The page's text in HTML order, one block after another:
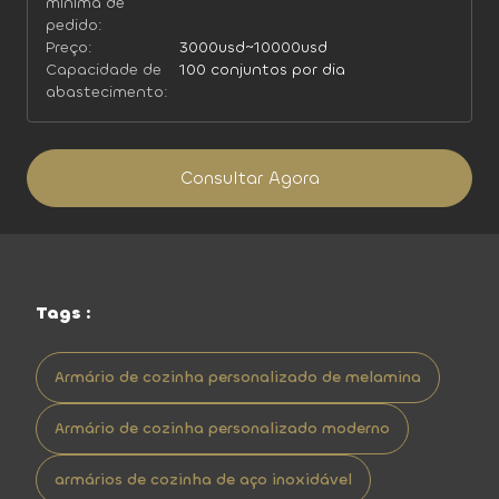
pedido:
Preço:
3000usd~10000usd
Capacidade de
abastecimento:
100 conjuntos por dia
Consultar Agora
Tags :
Armário de cozinha personalizado de melamina
Armário de cozinha personalizado moderno
armários de cozinha de aço inoxidável